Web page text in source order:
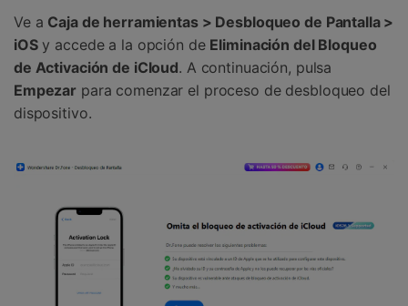
Ve a Caja de herramientas > Desbloqueo de Pantalla >
iOSy accede a la opción de Eliminación del Bloqueo
de Activación de iCloud. A continuación, pulsa
Empezar para comenzar el proceso de desbloqueo del
dispositivo.